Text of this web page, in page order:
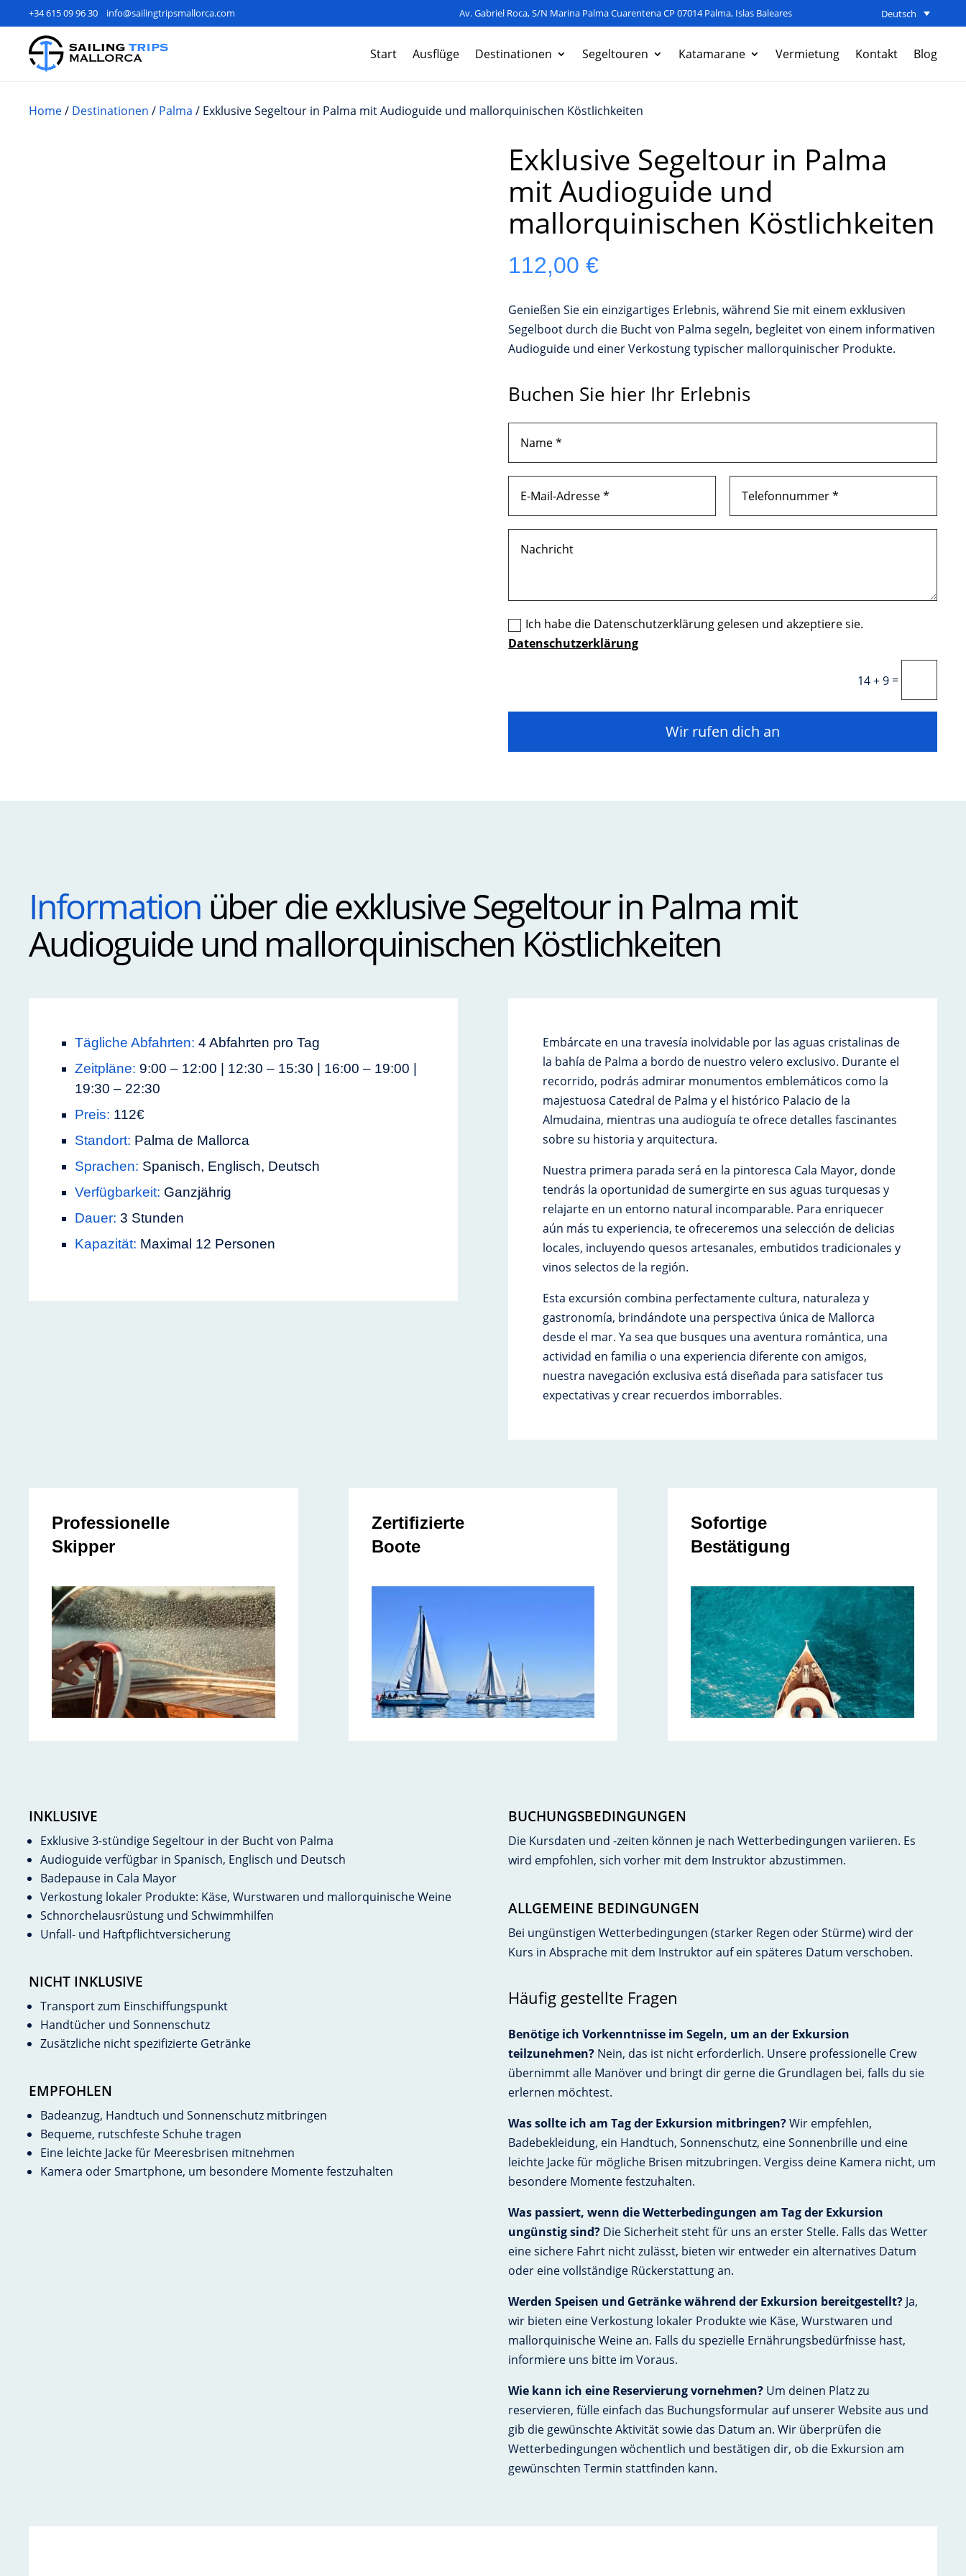
+34 615 09 96 30 info@sailingtripsmallorca.com Av. Gabriel Roca, S/N Marina Palma Cuarentena CP 07014 Palma, Islas Baleares Deutsch
Start Ausflüge Destinationen Segeltouren Katamarane Vermietung Kontakt Blog
Home/ Destinationen / Palma / Exklusive Segeltour in Palma mit Audioguide und mallorquinischen Köstlichkeiten
Exklusive Segeltour in Palma
mit Audioguide und
mallorquinischen Köstlichkeiten
112,00 €
Genießen Sie ein einzigartiges Erlebnis, während Sie mit einem exklusiven
Segelboot durch die Bucht von Palma segeln, begleitet von einem informativen
Audioguide und einer Verkostung typischer mallorquinischer Produkte.
Buchen Sie hier Ihr Erlebnis
Ich habe die Datenschutzerklärung gelesen und akzeptiere sie.
Datenschutzerklärung
14 + 9=
Wir rufen dich an
Information über die exklusive Segeltour in Palma mit
Audioguide und mallorquinischen Köstlichkeiten
Tägliche Abfahrten: 4 Abfahrten pro Tag
Zeitpläne: 9:00 – 12:00 | 12:30 – 15:30 | 16:00 – 19:00 |
19:30 – 22:30
Preis: 112€
Standort: Palma de Mallorca
Sprachen: Spanisch, Englisch, Deutsch
Verfügbarkeit: Ganzjährig
Dauer: 3 Stunden
Kapazität: Maximal 12 Personen
Embárcate en una travesía inolvidable por las aguas cristalinas de
la bahía de Palma a bordo de nuestro velero exclusivo. Durante el
recorrido, podrás admirar monumentos emblemáticos como la
majestuosa Catedral de Palma y el histórico Palacio de la
Almudaina, mientras una audioguía te ofrece detalles fascinantes
sobre su historia y arquitectura.
Nuestra primera parada será en la pintoresca Cala Mayor, donde
tendrás la oportunidad de sumergirte en sus aguas turquesas y
relajarte en un entorno natural incomparable. Para enriquecer
aún más tu experiencia, te ofreceremos una selección de delicias
locales, incluyendo quesos artesanales, embutidos tradicionales y
vinos selectos de la región.
Esta excursión combina perfectamente cultura, naturaleza y
gastronomía, brindándote una perspectiva única de Mallorca
desde el mar. Ya sea que busques una aventura romántica, una
actividad en familia o una experiencia diferente con amigos,
nuestra navegación exclusiva está diseñada para satisfacer tus
expectativas y crear recuerdos imborrables.
Professionelle
Skipper
Zertifizierte
Boote
Sofortige
Bestätigung
INKLUSIVE
Exklusive 3-stündige Segeltour in der Bucht von Palma
Audioguide verfügbar in Spanisch, Englisch und Deutsch
Badepause in Cala Mayor
Verkostung lokaler Produkte: Käse, Wurstwaren und mallorquinische Weine
Schnorchelausrüstung und Schwimmhilfen
Unfall- und Haftpflichtversicherung
NICHT INKLUSIVE
Transport zum Einschiffungspunkt
Handtücher und Sonnenschutz
Zusätzliche nicht spezifizierte Getränke
EMPFOHLEN
Badeanzug, Handtuch und Sonnenschutz mitbringen
Bequeme, rutschfeste Schuhe tragen
Eine leichte Jacke für Meeresbrisen mitnehmen
Kamera oder Smartphone, um besondere Momente festzuhalten
BUCHUNGSBEDINGUNGEN
Die Kursdaten und -zeiten können je nach Wetterbedingungen variieren. Es
wird empfohlen, sich vorher mit dem Instruktor abzustimmen.
ALLGEMEINE BEDINGUNGEN
Bei ungünstigen Wetterbedingungen (starker Regen oder Stürme) wird der
Kurs in Absprache mit dem Instruktor auf ein späteres Datum verschoben.
Häufig gestellte Fragen
Benötige ich Vorkenntnisse im Segeln, um an der Exkursion
teilzunehmen?Nein, das ist nicht erforderlich. Unsere professionelle Crew
übernimmt alle Manöver und bringt dir gerne die Grundlagen bei, falls du sie
erlernen möchtest.
Was sollte ich am Tag der Exkursion mitbringen?Wir empfehlen,
Badebekleidung, ein Handtuch, Sonnenschutz, eine Sonnenbrille und eine
leichte Jacke für mögliche Brisen mitzubringen. Vergiss deine Kamera nicht, um
besondere Momente festzuhalten.
Was passiert, wenn die Wetterbedingungen am Tag der Exkursion
ungünstig sind?Die Sicherheit steht für uns an erster Stelle. Falls das Wetter
eine sichere Fahrt nicht zulässt, bieten wir entweder ein alternatives Datum
oder eine vollständige Rückerstattung an.
Werden Speisen und Getränke während der Exkursion bereitgestellt?Ja,
wir bieten eine Verkostung lokaler Produkte wie Käse, Wurstwaren und
mallorquinische Weine an. Falls du spezielle Ernährungsbedürfnisse hast,
informiere uns bitte im Voraus.
Wie kann ich eine Reservierung vornehmen?Um deinen Platz zu
reservieren, fülle einfach das Buchungsformular auf unserer Website aus und
gib die gewünschte Aktivität sowie das Datum an. Wir überprüfen die
Wetterbedingungen wöchentlich und bestätigen dir, ob die Exkursion am
gewünschten Termin stattfinden kann.